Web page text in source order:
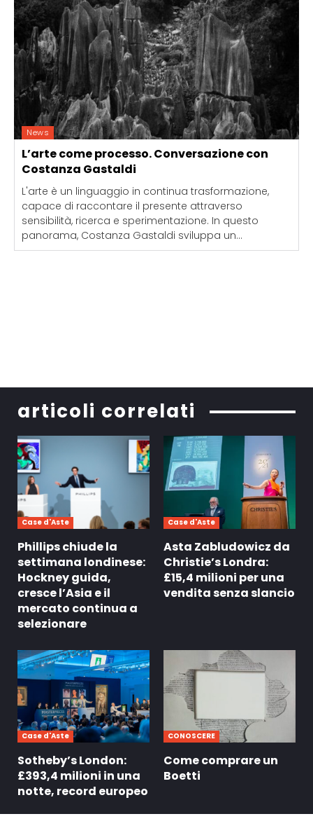
News
L’arte come processo. Conversazione con
Costanza Gastaldi
L'arte è un linguaggio in continua trasformazione,
capace di raccontare il presente attraverso
sensibilità, ricerca e sperimentazione. In questo
panorama, Costanza Gastaldi sviluppa un...
articoli correlati
Case d'Aste
Phillips chiude la
settimana londinese:
Hockney guida,
cresce l’Asia e il
mercato continua a
selezionare
Case d'Aste
Asta Zabludowicz da
Christie’s Londra:
£15,4 milioni per una
vendita senza slancio
Case d'Aste
Sotheby’s London:
£393,4 milioni in una
notte, record europeo
CONOSCERE
Come comprare un
Boetti